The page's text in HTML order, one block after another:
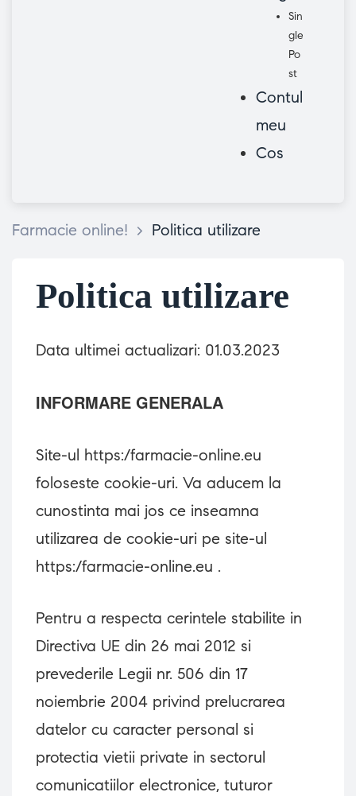
Sin
gle
Po
st
Contul
meu
Cos
Farmacie online! > Politica utilizare
Politica utilizare
Data ultimei actualizari: 01.03.2023
INFORMARE GENERALA
Site-ul https:/farmacie-online.eu
foloseste cookie-uri. Va aducem la
cunostinta mai jos ce inseamna
utilizarea de cookie-uri pe site-ul
https:/farmacie-online.eu .
Pentru a respecta cerintele stabilite in
Directiva UE din 26 mai 2012 si
prevederile Legii nr. 506 din 17
noiembrie 2004 privind prelucrarea
datelor cu caracter personal si
protectia vietii private in sectorul
comunicatiilor electronice, tuturor